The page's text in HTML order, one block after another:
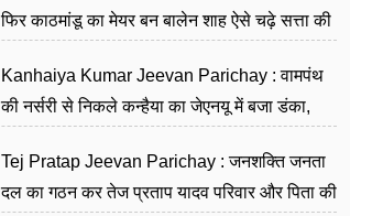
फिर काठमांडू का मेयर बन बालेन शाह ऐसे चढ़े सत्ता की
Kanhaiya Kumar Jeevan Parichay : वामपंथ
की नर्सरी से निकले कन्हैया का जेएनयू में बजा डंका,
Tej Pratap Jeevan Parichay : जनशक्ति जनता
दल का गठन कर तेज प्रताप यादव परिवार और पिता की